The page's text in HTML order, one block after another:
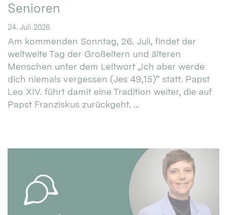
Senioren
24. Juli 2026
Am kommenden Sonntag, 26. Juli, findet der
weltweite Tag der Großeltern und älteren
Menschen unter dem Leitwort „Ich aber werde
dich niemals vergessen (Jes 49,15)“ statt. Papst
Leo XIV. führt damit eine Tradition weiter, die auf
Papst Franziskus zurückgeht. ...